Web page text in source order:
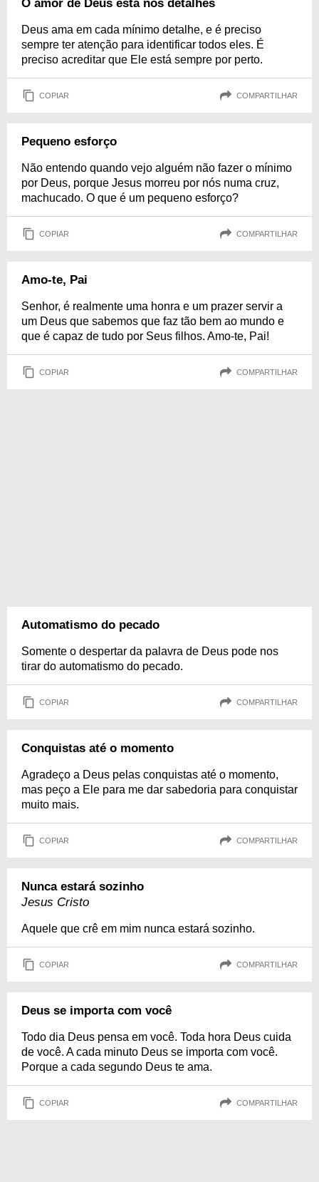
O amor de Deus está nos detalhes
Deus ama em cada mínimo detalhe, e é preciso
sempre ter atenção para identificar todos eles. É
preciso acreditar que Ele está sempre por perto.
COPIAR COMPARTILHAR
Pequeno esforço
Não entendo quando vejo alguém não fazer o mínimo
por Deus, porque Jesus morreu por nós numa cruz,
machucado. O que é um pequeno esforço?
COPIAR COMPARTILHAR
Amo-te, Pai
Senhor, é realmente uma honra e um prazer servir a
um Deus que sabemos que faz tão bem ao mundo e
que é capaz de tudo por Seus filhos. Amo-te, Pai!
COPIAR COMPARTILHAR
Automatismo do pecado
Somente o despertar da palavra de Deus pode nos
tirar do automatismo do pecado.
COPIAR COMPARTILHAR
Conquistas até o momento
Agradeço a Deus pelas conquistas até o momento,
mas peço a Ele para me dar sabedoria para conquistar
muito mais.
COPIAR COMPARTILHAR
Nunca estará sozinho
Jesus Cristo
Aquele que crê em mim nunca estará sozinho.
COPIAR COMPARTILHAR
Deus se importa com você
Todo dia Deus pensa em você. Toda hora Deus cuida
de você. A cada minuto Deus se importa com você.
Porque a cada segundo Deus te ama.
COPIAR COMPARTILHAR